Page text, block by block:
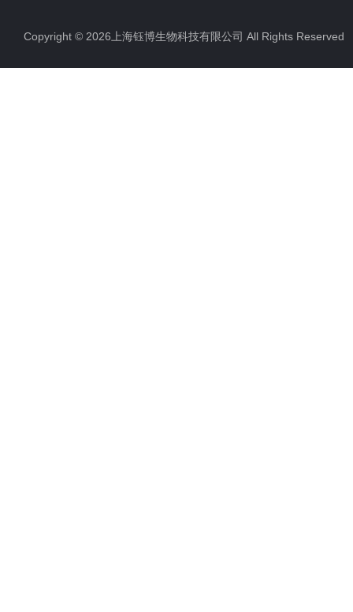
Copyright © 2026上海钰博生物科技有限公司 All Rights